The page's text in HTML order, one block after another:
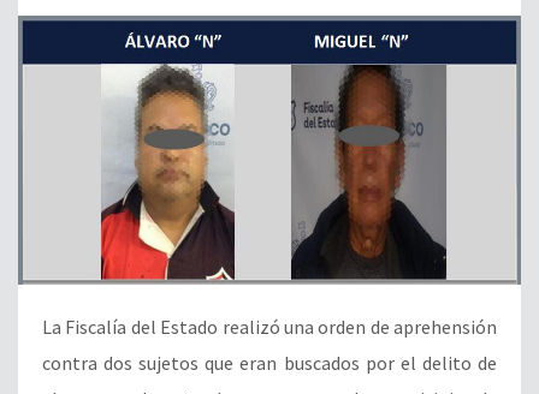
La Fiscalía del Estado realizó una orden de aprehensión
contra dos sujetos que eran buscados por el delito de